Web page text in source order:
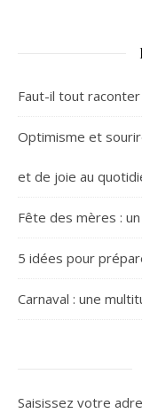
Faut-il tout
Optimisme et
et de joie au
Fête des mères :
5 idées pour
Carnaval : une
Saisissez votre